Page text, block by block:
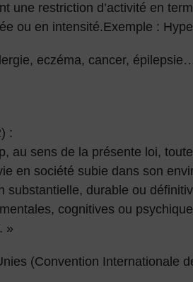
une restriction d’activité en
ou en intensité.Exemple :
eczéma, cancer,
:
au sens de la présente loi,
en société subie dans son
substantielle, durable ou
cognitives ou
»
(Convention Internationale